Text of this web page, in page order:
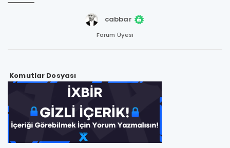
cabbar
Forum Üyesi
Komutlar Dosyası